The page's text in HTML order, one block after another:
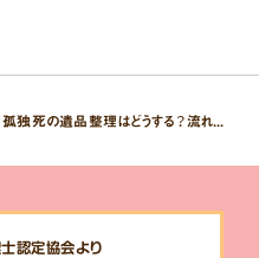
認定協会より